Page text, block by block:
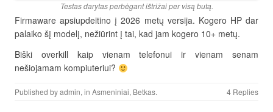
Testas darytas perbėgant ištrižai per visą butą.
Firmaware apsiupdeitino į 2026 metų versija. Kogero HP dar
palaiko šį modelį, nežiūrint į tai, kad jam kogero 10+ metų.
Biški overkill kaip vienam telefonui ir vienam senam
nešiojamam kompiuteriui?
Published byadmin, in Asmeniniai, Betkas. 4 Replies